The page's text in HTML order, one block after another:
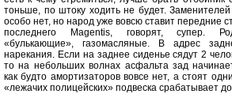
тоньше, по штоку ходить не будет.
особо нет, но народ уже вовсю ставит передние
последнего Magentis, говорят, супер.
«булькающие», газомасляные. В адрес
нарекания. Если на заднее сиденье сядут 2
то на небольших волнах асфальта зад
как будто амортизаторов вовсе нет, а стоят
«лежачих полицейских» подвеска срабатывает